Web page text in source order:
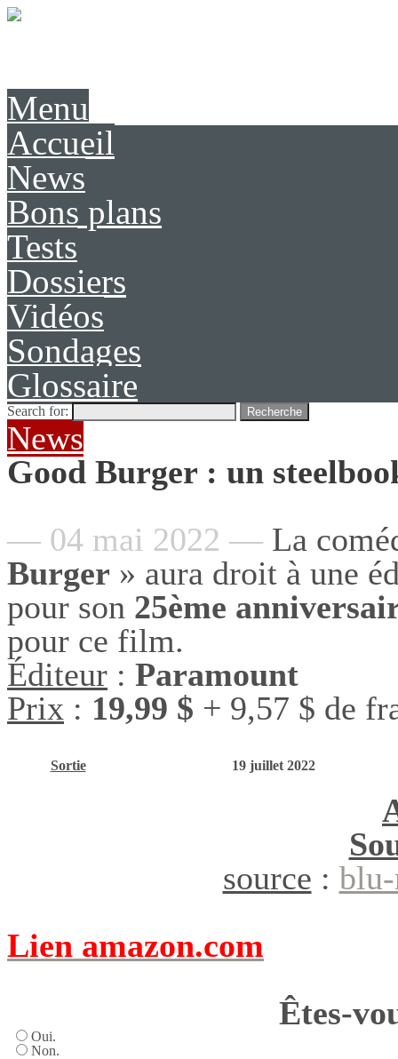
Menu
Accueil
News
Bons plans
Tests
Dossiers
Vidéos
Sondages
Glossaire
Search for: Recherche
News
Good Burger : un
— 04 mai 2022 — La
Burger » aura droit à une
pour son 25ème
pour ce film.
Éditeur : Paramount
Prix : 19,99 $ + 9,57 $ de
Sortie 19 juillet 2022
source :
Lien amazon.com
Êtes-
Oui.
Non.